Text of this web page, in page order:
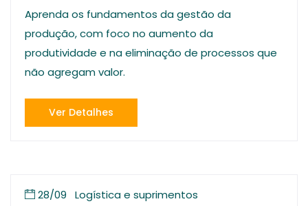
Aprenda os fundamentos da gestão da
produção, com foco no aumento da
produtividade e na eliminação de processos que
não agregam valor.
Ver Detalhes
28/09 Logística e suprimentos